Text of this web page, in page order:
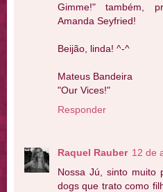
Gimme!" também,
Amanda Seyfried!
Beijão, linda! ^-^
Mateus Bandeira
"Our Vices!"
Responder
Raquel Rauber 12 de
Nossa Jú, sinto muito
dogs que trato como